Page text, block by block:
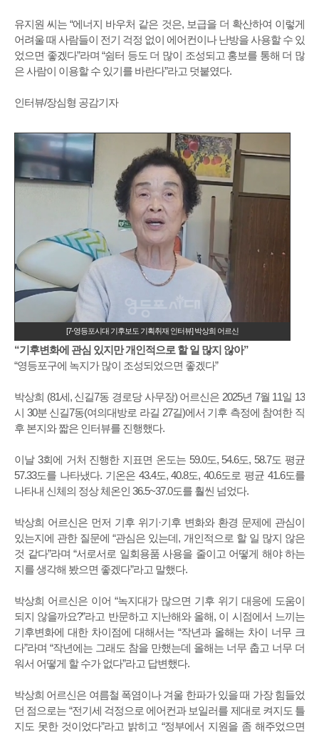
유지원 씨는 “에너지 바우처 같은 것은, 보급을 더 확산하여 이렇게
어려울 때 사람들이 전기 걱정 없이 에어컨이나 난방을 사용할 수 있
었으면 좋겠다”라며 “쉼터 등도 더 많이 조성되고 홍보를 통해 더 많
은 사람이 이용할 수 있기를 바란다”라고 덧붙였다.
인터뷰/장심형 공감기자
[7-영등포시대 기후보도 기획취재 인터뷰] 박상희 어르신
“기후변화에 관심 있지만 개인적으로 할 일 많지 않아”
“영등포구에 녹지가 많이 조성되었으면 좋겠다”
박상희 (81세, 신길7동 경로당 사무장) 어르신은 2025년 7월 11일 13
시 30분 신길7동(여의대방로 라길 27길)에서 기후 측정에 참여한 직
후 본지와 짧은 인터뷰를 진행했다.
이날 3회에 거처 진행한 지표면 온도는 59.0도, 54.6도, 58.7도 평균
57.33도를 나타냈다. 기온은 43.4도, 40.8도, 40.6도로 평균 41.6도를
나타내 신체의 정상 체온인 36.5~37.0도를 훨씬 넘었다.
박상희 어르신은 먼저 기후 위기·기후 변화와 환경 문제에 관심이
있는지에 관한 질문에 “관심은 있는데, 개인적으로 할 일 많지 않은
것 같다”라며 “서로서로 일회용품 사용을 줄이고 어떻게 해야 하는
지를 생각해 봤으면 좋겠다”라고 말했다.
박상희 어르신은 이어 “녹지대가 많으면 기후 위기 대응에 도움이
되지 않을까요?”라고 반문하고 지난해와 올해, 이 시점에서 느끼는
기후변화에 대한 차이점에 대해서는 “작년과 올해는 차이 너무 크
다”라며 “작년에는 그래도 참을 만했는데 올해는 너무 춥고 너무 더
워서 어떻게 할 수가 없다”라고 답변했다.
박상희 어르신은 여름철 폭염이나 겨울 한파가 있을 때 가장 힘들었
던 점으로는 “전기세 걱정으로 에어컨과 보일러를 제대로 켜지도 틀
지도 못한 것이었다”라고 밝히고 “정부에서 지원을 좀 해주었으면